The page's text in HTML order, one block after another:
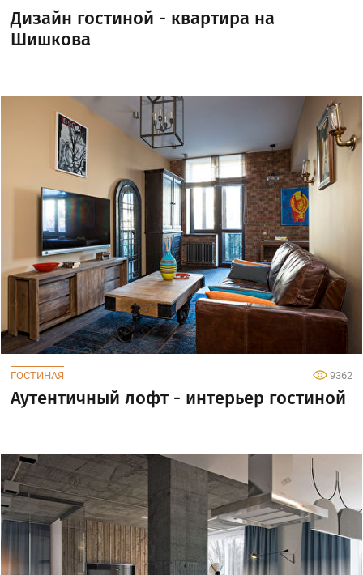
Дизайн гостиной - квартира на
Шишкова
ГОСТИНАЯ 9362
Аутентичный лофт - интерьер гостиной